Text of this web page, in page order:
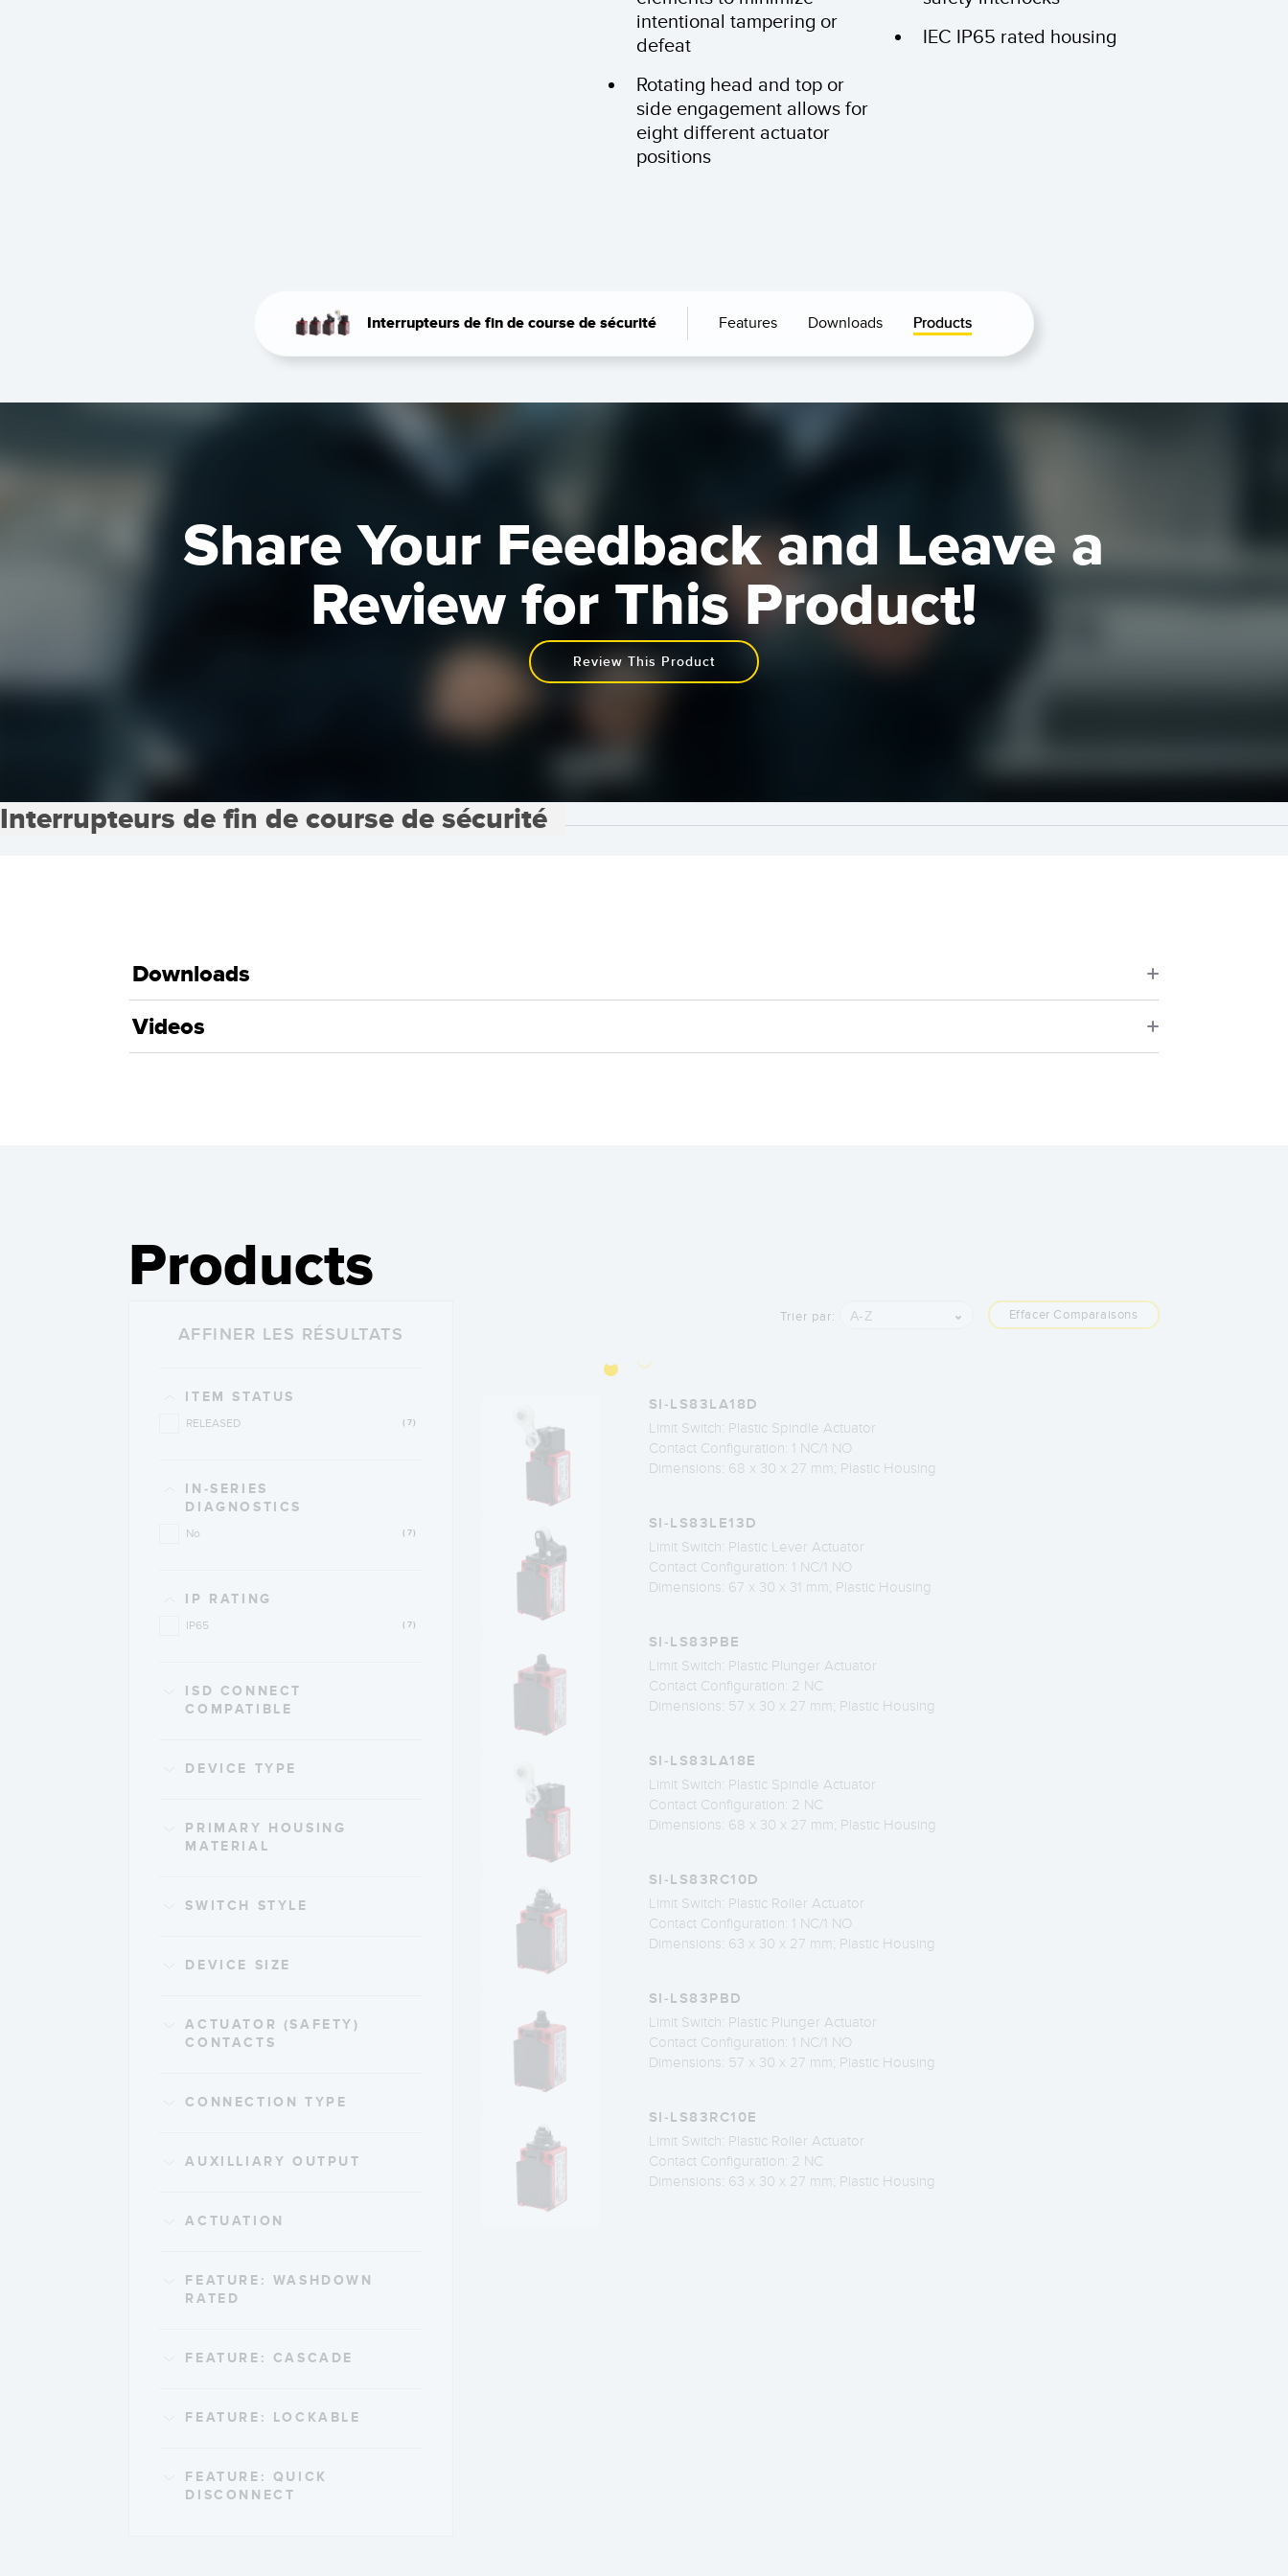
intentional tampering or
defeat
Rotating head and top or
side engagement allows for
eight different actuator
positions
IEC IP65 rated housing
Interrupteurs de fin de course de sécurité Features Downloads Products
Share Your Feedback and Leave a
Review for This Product!
Review This Product
Interrupteurs de fin de course de sécurité
Downloads
Videos
Products
AFFINER LES RÉSULTATS
ITEM STATUS
(7)
RELEASED
IN-SERIES
DIAGNOSTICS
(7)
No
IP RATING
(7)
IP65
ISD CONNECT
COMPATIBLE
DEVICE TYPE
PRIMARY HOUSING
MATERIAL
SWITCH STYLE
DEVICE SIZE
ACTUATOR (SAFETY)
CONTACTS
CONNECTION TYPE
AUXILLIARY OUTPUT
ACTUATION
FEATURE: WASHDOWN
RATED
FEATURE: CASCADE
FEATURE: LOCKABLE
FEATURE: QUICK
DISCONNECT
Effacer Comparaisons
Trier par: A-Z
SI-LS83LA18D
Limit Switch: Plastic Spindle Actuator
Contact Configuration: 1 NC/1 NO
Dimensions: 68 x 30 x 27 mm; Plastic Housing
SI-LS83LE13D
Limit Switch: Plastic Lever Actuator
Contact Configuration: 1 NC/1 NO
Dimensions: 67 x 30 x 31 mm; Plastic Housing
SI-LS83PBE
Limit Switch: Plastic Plunger Actuator
Contact Configuration: 2 NC
Dimensions: 57 x 30 x 27 mm; Plastic Housing
SI-LS83LA18E
Limit Switch: Plastic Spindle Actuator
Contact Configuration: 2 NC
Dimensions: 68 x 30 x 27 mm; Plastic Housing
SI-LS83RC10D
Limit Switch: Plastic Roller Actuator
Contact Configuration: 1 NC/1 NO
Dimensions: 63 x 30 x 27 mm; Plastic Housing
SI-LS83PBD
Limit Switch: Plastic Plunger Actuator
Contact Configuration: 1 NC/1 NO
Dimensions: 57 x 30 x 27 mm; Plastic Housing
SI-LS83RC10E
Limit Switch: Plastic Roller Actuator
Contact Configuration: 2 NC
Dimensions: 63 x 30 x 27 mm; Plastic Housing